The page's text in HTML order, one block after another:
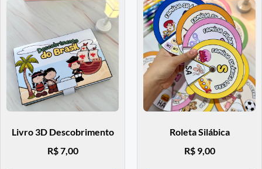
Livro 3D Descobrimento
R$7,00
Roleta Silábica
R$9,00